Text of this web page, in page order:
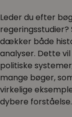
Leder du efter
dækker både
analyser. Dette
politiske
mange bøger,
virkelige
dybere forståelse.